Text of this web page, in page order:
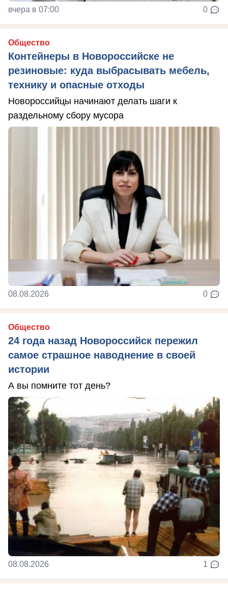
вчера в 07:00 0
Общество
Контейнеры в Новороссийске не
резиновые: куда выбрасывать мебель,
технику и опасные отходы
Новороссийцы начинают делать шаги к
раздельному сбору мусора
08.08.2026 0
Общество
24 года назад Новороссийск пережил
самое страшное наводнение в своей
истории
А вы помните тот день?
08.08.2026 1